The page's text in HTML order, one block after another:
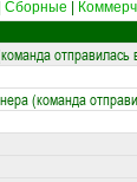
Сборные
(команда